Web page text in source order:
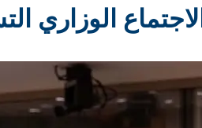
الوزاري